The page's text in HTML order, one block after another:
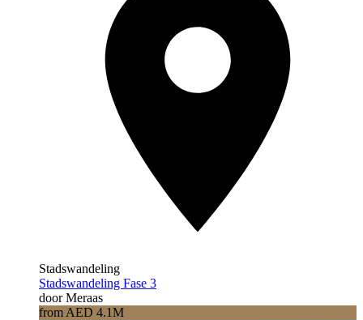
Stadswandeling
Stadswandeling Fase 3
door Meraas
from AED 4.1M